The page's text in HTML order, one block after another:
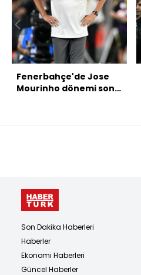
Fenerbahçe'de Jose
Mourinho dönemi sona
Son Dakika Haberleri
Haberler
Ekonomi Haberleri
Güncel Haberler